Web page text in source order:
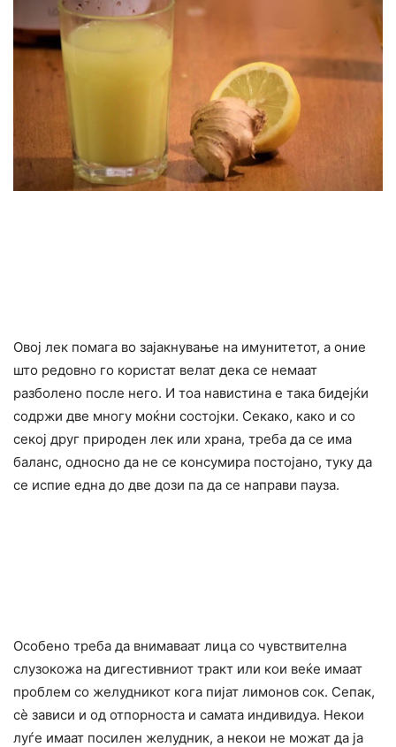
Овој лек помага во зајакнување на имунитетот, а оние
што редовно го користат велат дека се немаат
разболено после него. И тоа навистина е така бидејќи
содржи две многу моќни состојки. Секако, како и со
секој друг природен лек или храна, треба да се има
баланс, односно да не се конcyмира постојано, туку да
се иcпие една до две дози па да се направи пауза.
Особено треба да внимаваат лица со чувствителна
слузокожа на дигестивниот тракт или кои веќе имаат
проблем со желудникот кога пијат лимонов сок. Сепак,
сè зависи и од отпорноста и самата индивидуа. Некои
луѓе имаат посилен желудник, а некои не можат да ја